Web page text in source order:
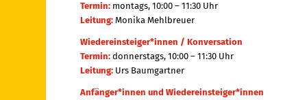
Termin: montags, 10:00 – 11:30 Uhr
Leitung: Monika Mehlbreuer
Wiedereinsteiger*innen / Konversation
Termin: donnerstags, 10:00 – 11:30 Uhr
Leitung: Urs Baumgartner
Anfänger*innen und Wiedereinsteiger*innen